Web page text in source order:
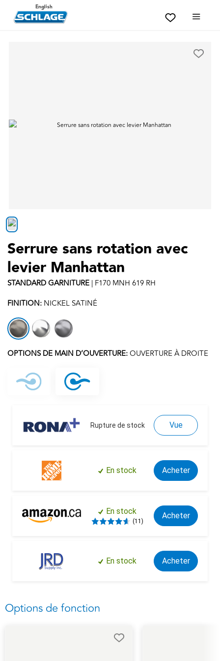
English
Serrure sans rotation avec
levier Manhattan
STANDARDGARNITURE | F170 MNH 619 RH
FINITION: NICKEL SATINÉ
OPTIONS DE MAIN D’OUVERTURE:OUVERTURE À DROITE
Rupture de stock Vue
En stock Acheter
En stock
(11)
Acheter
En stock Acheter
Options de fonction